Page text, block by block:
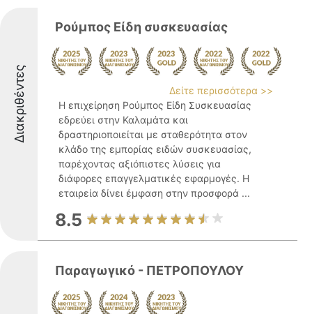
Διακριθέντες
Ρούμπος Είδη συσκευασίας
Δείτε περισσότερα >>
Η επιχείρηση Ρούμπος Είδη Συσκευασίας
εδρεύει στην Καλαμάτα και
δραστηριοποιείται με σταθερότητα στον
κλάδο της εμπορίας ειδών συσκευασίας,
παρέχοντας αξιόπιστες λύσεις για
διάφορες επαγγελματικές εφαρμογές. Η
εταιρεία δίνει έμφαση στην προσφορά ...
8.5
Παραγωγικό - ΠΕΤΡΟΠΟΥΛΟΥ